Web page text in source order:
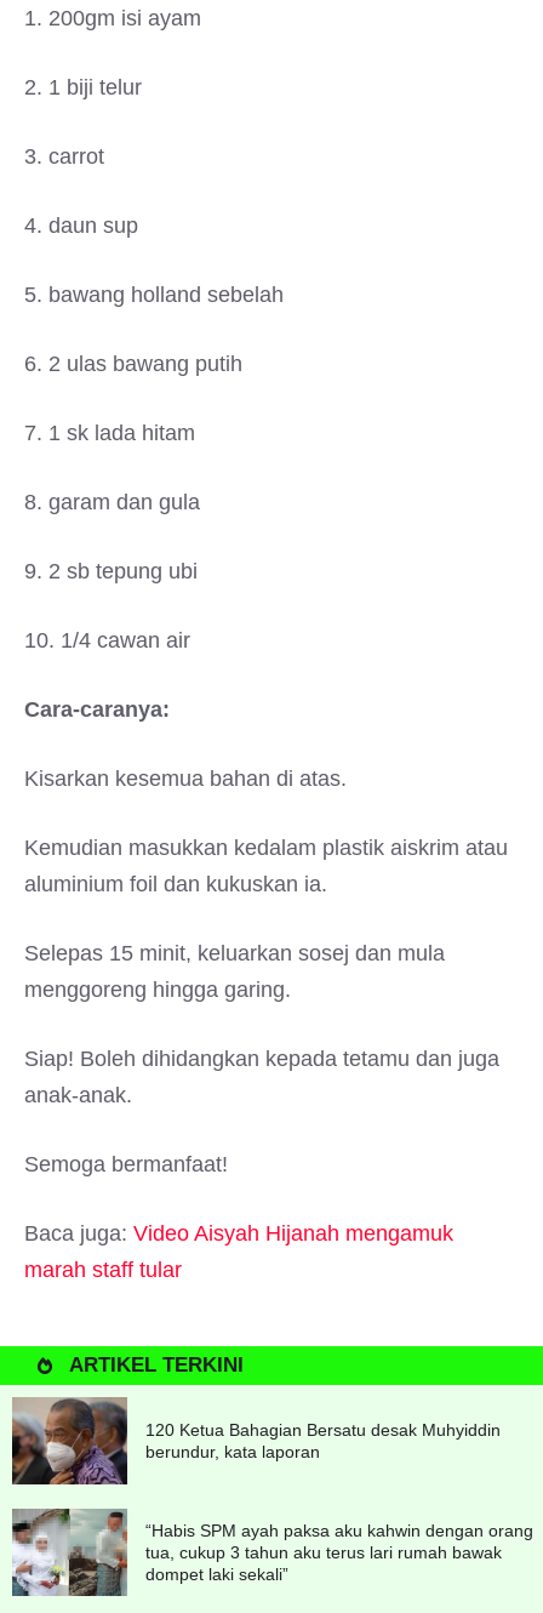
1. 200gm isi ayam
2. 1 biji telur
3. carrot
4. daun sup
5. bawang holland sebelah
6. 2 ulas bawang putih
7. 1 sk lada hitam
8. garam dan gula
9. 2 sb tepung ubi
10. 1/4 cawan air
Cara-caranya:
Kisarkan kesemua bahan di atas.
Kemudian masukkan kedalam plastik aiskrim atau
aluminium foil dan kukuskan ia.
Selepas 15 minit, keluarkan sosej dan mula
menggoreng hingga garing.
Siap! Boleh dihidangkan kepada tetamu dan juga
anak-anak.
Semoga bermanfaat!
Baca juga: Video Aisyah Hijanah mengamuk
marah staff tular
ARTIKEL TERKINI
120 Ketua Bahagian Bersatu desak Muhyiddin
berundur, kata laporan
“Habis SPM ayah paksa aku kahwin dengan orang
tua, cukup 3 tahun aku terus lari rumah bawak
dompet laki sekali”